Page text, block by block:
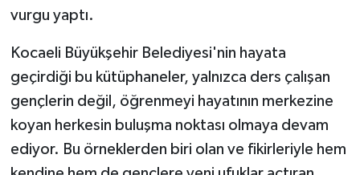
vurgu yaptı.
Kocaeli Büyükşehir Belediyesi'nin hayata
geçirdiği bu kütüphaneler, yalnızca ders çalışan
gençlerin değil, öğrenmeyi hayatının merkezine
koyan herkesin buluşma noktası olmaya devam
ediyor. Bu örneklerden biri olan ve fikirleriyle hem